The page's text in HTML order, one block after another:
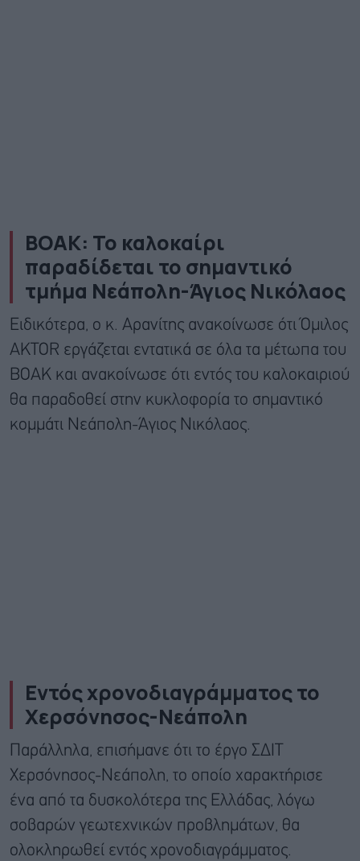
ΒΟΑΚ: Το καλοκαίρι
παραδίδεται το σημαντικό
τμήμα Νεάπολη-Άγιος Νικόλαος
Ειδικότερα, ο κ. Αρανίτης ανακοίνωσε ότι Όμιλος
AKTOR εργάζεται εντατικά σε όλα τα μέτωπα του
ΒΟΑΚ και ανακοίνωσε ότι εντός του καλοκαιριού
θα παραδοθεί στην κυκλοφορία το σημαντικό
κομμάτι Νεάπολη-Άγιος Νικόλαος.
Εντός χρονοδιαγράμματος το
Χερσόνησος-Νεάπολη
Παράλληλα, επισήμανε ότι το έργο ΣΔΙΤ
Χερσόνησος-Νεάπολη, το οποίο χαρακτήρισε
ένα από τα δυσκολότερα της Ελλάδας, λόγω
σοβαρών γεωτεχνικών προβλημάτων, θα
ολοκληρωθεί εντός χρονοδιαγράμματος.